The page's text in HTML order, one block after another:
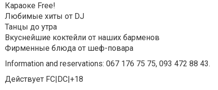
Караоке Free!
Любимые хиты от DJ
Танцы до утра
Вкуснейшие коктейли от наших барменов
Фирменные блюда от шеф-повара
Information and reservations: 067 176 75 75, 093 472 88 43.
Действует FC|DC|+18